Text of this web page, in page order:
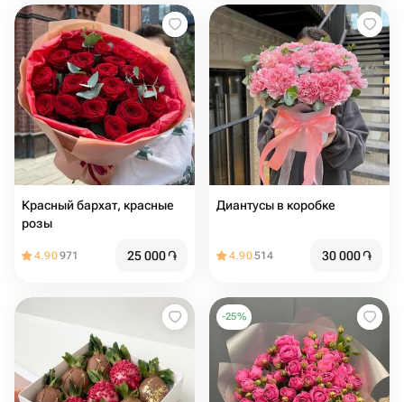
Красный бархат️, красные
розы
4.90971 25 000֏
Диантусы в коробке
4.90514 30 000֏
-25%